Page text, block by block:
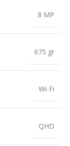
8 MP
675 gr
Wi-Fi
QHD